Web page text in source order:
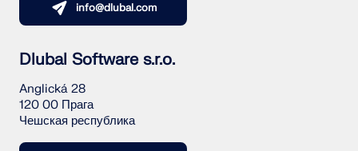
Устаревшие продукты
info@dlubal.com
Dlubal Software s.r.o.
Anglická 28
120 00 Прага
Чешская республика